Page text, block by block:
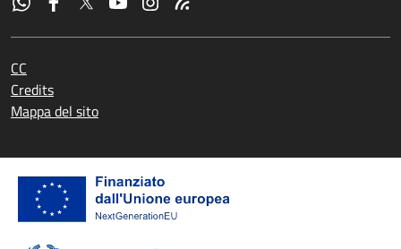
CC
Credits
Mappa del sito